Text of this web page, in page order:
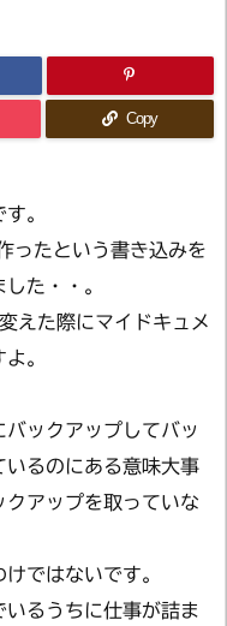
Copy
。
ったという書き込みを
た・・。
えた際にマイドキュメ
。
ックアップしてバッ
いるのにある意味大事
アップを取っていな
ではないです。
いるうちに仕事が詰ま